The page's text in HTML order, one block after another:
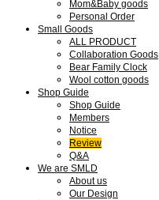
Mom&Baby goods
Personal Order
Small Goods
ALL PRODUCT
Collaboration Goods
Bear Family Clock
Wool cotton goods
Shop Guide
Shop Guide
Members
Notice
Review
Q&A
We are SMLD
About us
Our Design